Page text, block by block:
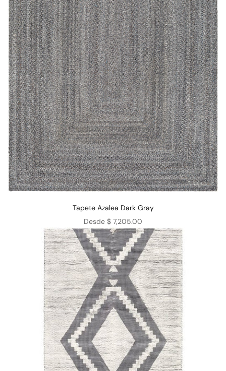
Tapete Azalea Dark Gray
Precio de oferta
Desde $ 7,205.00